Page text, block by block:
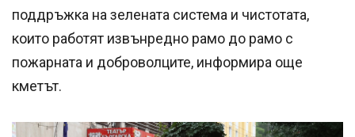
поддръжка на зелената система и чистотата,
които работят извънредно рамо до рамо с
пожарната и доброволците, информира още
кметът.